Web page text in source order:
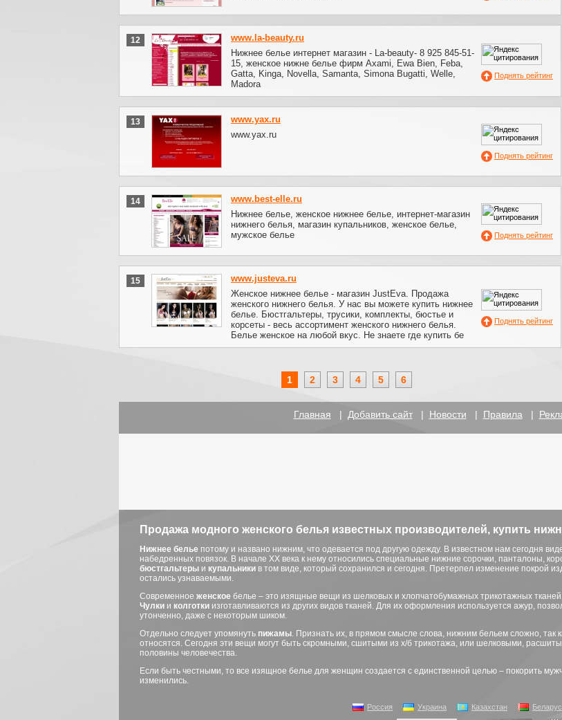
12
www.la-beauty.ru
Нижнее белье интернет магазин - La-beauty- 8 925 845-51-
15, женское нижне белье фирм Axami, Ewa Bien, Feba,
Gatta, Kinga, Novella, Samanta, Simona Bugatti, Welle,
Madora
Поднять рейтинг
13
www.yax.ru
www.yax.ru
Поднять рейтинг
14
www.best-elle.ru
Нижнее белье, женское нижнее белье, интернет-магазин
нижнего белья, магазин купальников, женское белье,
мужское белье
Поднять рейтинг
15
www.justeva.ru
Женское нижнее белье - магазин JustEva. Продажа
женского нижнего белья. У нас вы можете купить нижнее
белье. Бюстгальтеры, трусики, комплекты, бюстье и
корсеты - весь ассортимент женского нижнего белья.
Белье женское на любой вкус. Не знаете где купить бе
Поднять рейтинг
1 2 3 4 5 6
Главная | Добавить сайт| Новости | Правила |
Продажа модного женского белья известных производителей, купить
Нижнее белье потому и названо нижним, что одевается под другую одежду. В известном нам сегодня
набедренных повязок. В начале ХХ века к нему относились специальные нижние сорочки, панталоны,
бюстгальтеры и купальники в том виде, который сохранился и сегодня. Претерпел изменение покрой
остались узнаваемыми.
Современное женское белье – это изящные вещи из шелковых и хлопчатобумажных трикотажных
Чулки и колготки изготавливаются из других видов тканей. Для их оформления используется ажур,
утонченно, даже с некоторым шиком.
Отдельно следует упомянуть пижамы. Признать их, в прямом смысле слова, нижним бельем сложно, так
относятся. Сегодня эти вещи могут быть скромными, сшитыми из х/б трикотажа, или шелковыми,
половины человечества.
Если быть честными, то все изящное белье для женщин создается с единственной целью – покорить
изменились.
Россия Украина Казахстан